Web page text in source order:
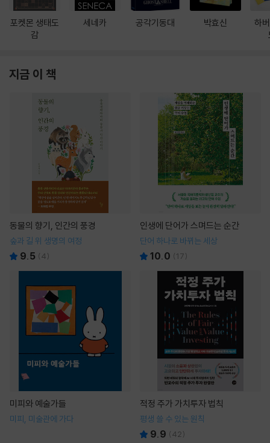
포켓몬 생태도
감
세네카 공각기동대 박효신
하
지금 이 책
동물의 향기, 인간의 풍경
숲과 길 위 생명의 여정
9.5 (4)
인생에 단어가 스며드는 순간
단어 하나로 바뀌는 세상
10.0 (17)
미피와 예술가들
미피, 미술관에 가다
적정 주가 가치투자 법칙
평생 쓸 수 있는 원칙
9.9 (42)